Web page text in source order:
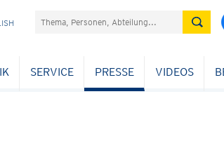
Suchefeld
SERVICE PRESSE VIDEOS